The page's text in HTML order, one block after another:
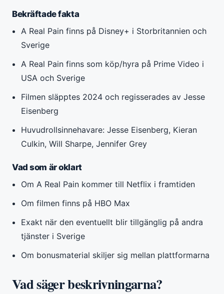
Bekräftade fakta
A Real Pain finns på Disney+ i Storbritannien och
Sverige
A Real Pain finns som köp/hyra på Prime Video i
USA och Sverige
Filmen släpptes 2024 och regisserades av Jesse
Eisenberg
Huvudrollsinnehavare: Jesse Eisenberg, Kieran
Culkin, Will Sharpe, Jennifer Grey
Vad som är oklart
Om A Real Pain kommer till Netflix i framtiden
Om filmen finns på HBO Max
Exakt när den eventuellt blir tillgänglig på andra
tjänster i Sverige
Om bonusmaterial skiljer sig mellan plattformarna
Vad säger beskrivningarna?